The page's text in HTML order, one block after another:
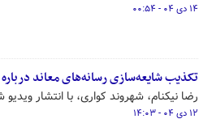
۱۴ دی ۰۴ - ۰۰:۵۴
تکذیب شایعه‌سازی رسانه‌های معاند
رضا نیکنام، شهروند کواری، با انتشار
۱۲ دی ۰۴ - ۱۴:۰۳